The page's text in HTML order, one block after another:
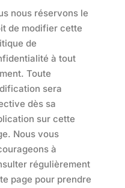
nous réservons le
de modifier cette
de
à tout
Toute
sera
dès sa
sur cette
Nous vous
à
régulièrement
page pour prendre